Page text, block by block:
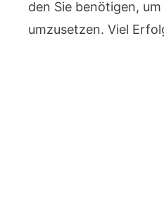
den Sie benötigen,
umzusetzen. Viel